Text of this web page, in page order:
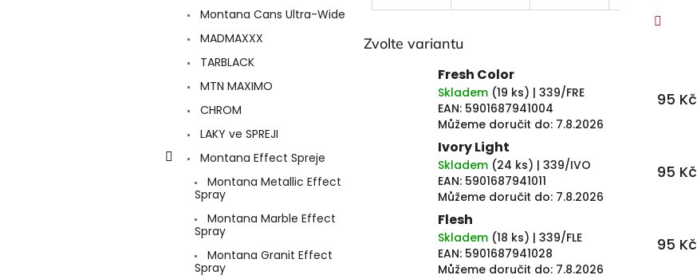
Montana Cans Ultra-Wide
MADMAXXX
TARBLACK
MTN MAXIMO
CHROM
LAKY ve SPREJI
Montana Effect Spreje
Montana Metallic Effect
Spray
Montana Marble Effect
Spray
Montana Granit Effect
Spray
Zvolte variantu
Fresh Color
Skladem (19 ks) | 339/FRE
EAN: 5901687941004
Můžeme doručit do: 7.8.2026
95 Kč
Ivory Light
Skladem (24 ks) | 339/IVO
EAN: 5901687941011
Můžeme doručit do: 7.8.2026
95 Kč
Flesh
Skladem (18 ks) | 339/FLE
EAN: 5901687941028
Můžeme doručit do: 7.8.2026
95 Kč